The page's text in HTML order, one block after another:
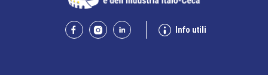
Info utili